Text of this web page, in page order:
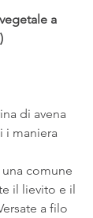
a
di avena
i maniera
comune
il lievito e il
a filo